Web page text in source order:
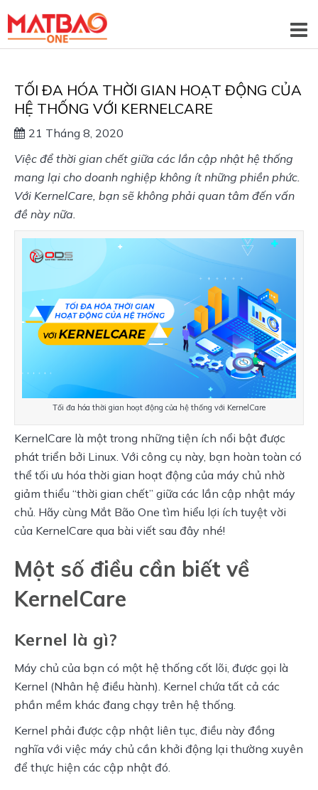
TỐI ĐA HÓA THỜI GIAN HOẠT ĐỘNG CỦA
HỆ THỐNG VỚI KERNELCARE
21 Tháng 8, 2020
Việc để thời gian chết giữa các lần cập nhật hệ thống
mang lại cho doanh nghiệp không ít những phiền phức.
Với KernelCare, bạn sẽ không phải quan tâm đến vấn
đề này nữa.
Tối đa hóa thời gian hoạt động của hệ thống với KernelCare
KernelCare là một trong những tiện ích nổi bật được
phát triển bởi Linux. Với công cụ này, bạn hoàn toàn có
thể tối ưu hóa thời gian hoạt động của máy chủ nhờ
giảm thiểu “thời gian chết” giữa các lần cập nhật máy
chủ. Hãy cùng Mắt Bão One tìm hiểu lợi ích tuyệt vời
của KernelCare qua bài viết sau đây nhé!
Một số điều cần biết về
KernelCare
Kernel là gì?
Máy chủ của bạn có một hệ thống cốt lõi, được gọi là
Kernel (Nhân hệ điều hành). Kernel chứa tất cả các
phần mềm khác đang chạy trên hệ thống.
Kernel phải được cập nhật liên tục, điều này đồng
nghĩa với việc máy chủ cần khởi động lại thường xuyên
để thực hiện các cập nhật đó.